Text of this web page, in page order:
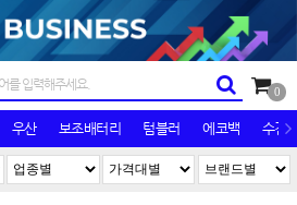
0
우산 보조배터리 텀블러 에코백 수건/